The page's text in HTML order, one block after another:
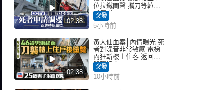
02:38
位拉鐵閘聲 攜刀等𨋢伏
擊傷者
突發
5小時前
02:38
黃大仙血案│內情曝光 死
者對噪音非常敏感 電梯
內狂斬樓上住客 返回住
所墮樓亡
突發
10小時前